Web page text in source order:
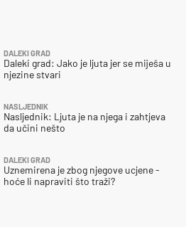
DALEKI GRAD
Daleki grad: Jako je ljuta jer se miješa u
njezine stvari
NASLJEDNIK
Nasljednik: Ljuta je na njega i zahtjeva
da učini nešto
DALEKI GRAD
Uznemirena je zbog njegove ucjene -
hoće li napraviti što traži?